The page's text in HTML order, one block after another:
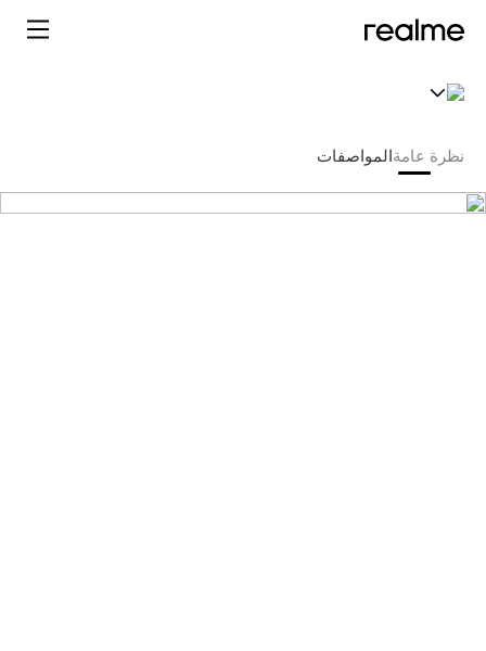
مواصفات realme 15T 5G
نظرة عامةالمواصفات